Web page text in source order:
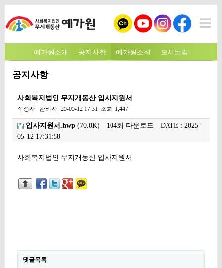
예가원소개 공지사항 예가원소식 오시는길
공지사항
사회복지법인 무지개동산 입사지원서
작성자 관리자 25-05-12 17:31 조회 1,447
입사지원서.hwp (70.0K) 104회 다운로드
DATE : 2025-
05-12 17:31:58
사회복지법인 무지개동산 입사지원서
댓글목록